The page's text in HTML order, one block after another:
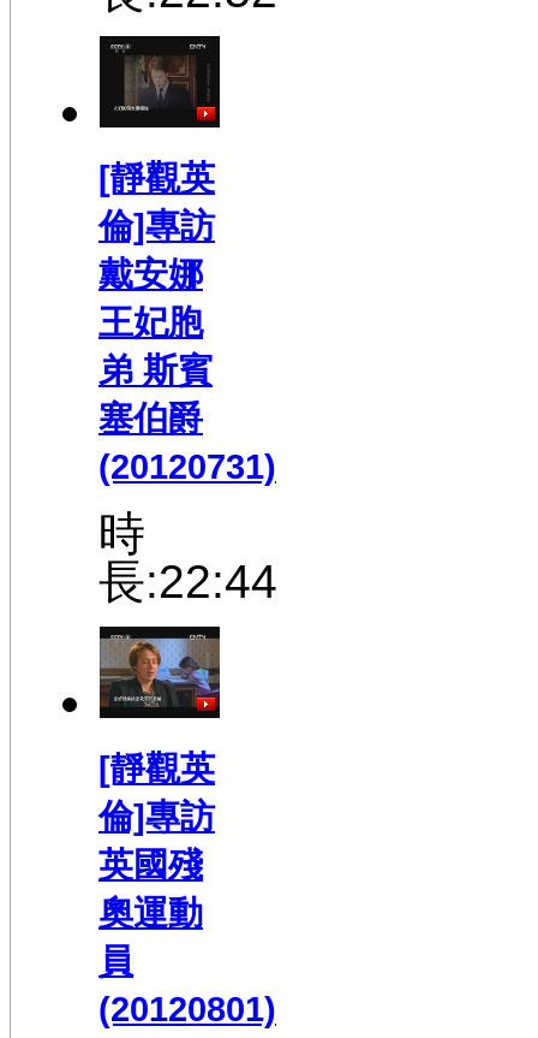
[靜觀英
倫]專訪
戴安娜
王妃胞
弟 斯賓
塞伯爵
(20120731)
時
長:22:44
[靜觀英
倫]專訪
英國殘
奧運動
員
(20120801)